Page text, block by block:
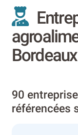
90
référencées